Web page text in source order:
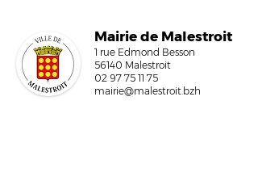
Mairie de Malestroit
1 rue Edmond Besson
56140 Malestroit
02 97 75 11 75
mairie@malestroit.bzh